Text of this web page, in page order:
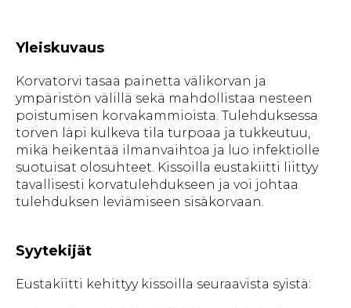
Yleiskuvaus
Korvatorvi tasaa painetta välikorvan ja
ympäristön välillä sekä mahdollistaa nesteen
poistumisen korvakammioista. Tulehduksessa
torven läpi kulkeva tila turpoaa ja tukkeutuu,
mikä heikentää ilmanvaihtoa ja luo infektiolle
suotuisat olosuhteet. Kissoilla eustakiitti liittyy
tavallisesti korvatulehdukseen ja voi johtaa
tulehduksen leviämiseen sisäkorvaan.
Syytekijät
Eustakiitti kehittyy kissoilla seuraavista syistä: